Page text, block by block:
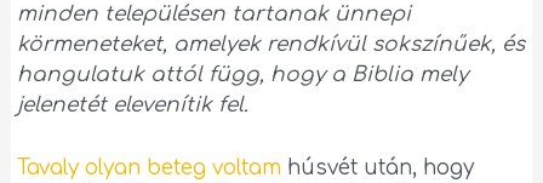
minden településen tartanak ünnepi
körmeneteket, amelyek rendkívül sokszínűek, és
hangulatuk attól függ, hogy a Biblia mely
jelenetét elevenítik fel.
Tavaly olyan beteg voltam húsvét után, hogy